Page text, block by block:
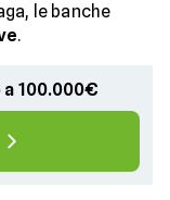
le banche
.
100.000€